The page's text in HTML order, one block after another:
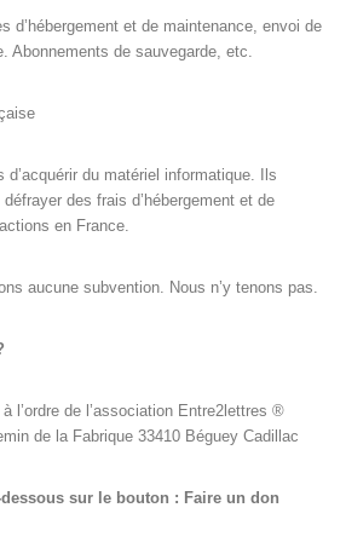
d’hébergement et de maintenance, envoi de
Abonnements de sauvegarde, etc.
du matériel informatique. Ils
des frais d’hébergement et de
en France.
aucune subvention. Nous n’y tenons pas.
l’ordre de l’association Entre2lettres ®
de la Fabrique 33410 Béguey Cadillac
sur le bouton : Faire un don